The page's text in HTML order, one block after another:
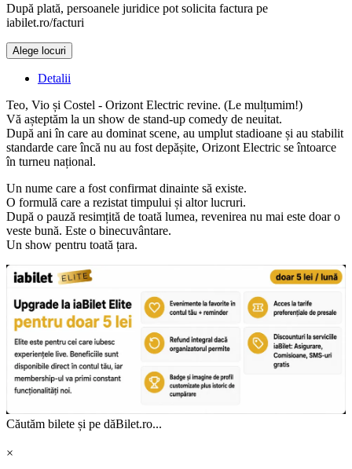
După plată, persoanele juridice pot solicita factura pe
iabilet.ro/facturi
Alege locuri
Detalii
Teo, Vio și Costel - Orizont Electric revine. (Le mulțumim!)
Vă așteptăm la un show de stand-up comedy de neuitat.
După ani în care au dominat scene, au umplut stadioane și au stabilit
standarde care încă nu au fost depășite, Orizont Electric se întoarce
în turneu național.
Un nume care a fost confirmat dinainte să existe.
O formulă care a rezistat timpului și altor lucruri.
După o pauză resimțită de toată lumea, revenirea nu mai este doar o
veste bună. Este o binecuvântare.
Un show pentru toată țara.
Căutăm bilete și pe dăBilet.ro...
×